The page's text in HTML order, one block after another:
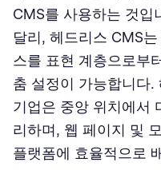
CMS를 사용하는 것입
달리, 헤드리스 CMS
스를 표현 계층으로부
춤 설정이 가능합니다.
기업은 중앙 위치에서
리하며, 웹 페이지 및
플랫폼에 효율적으로